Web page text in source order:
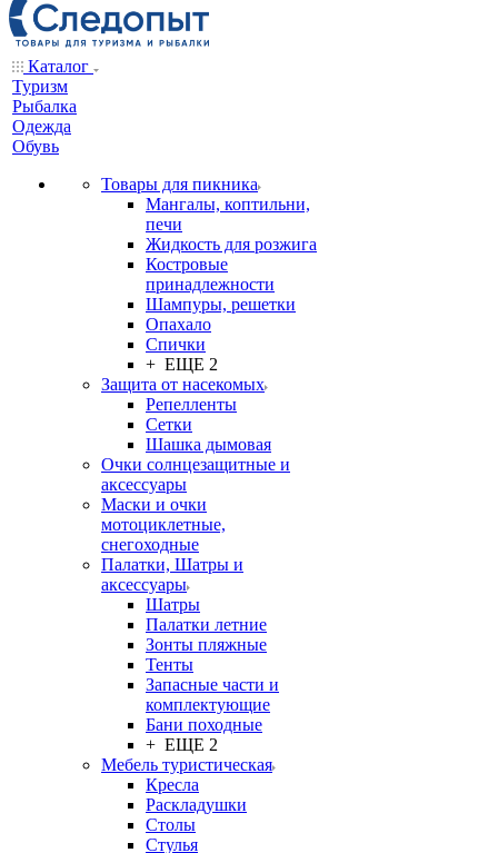
Каталог
Туризм
Рыбалка
Одежда
Обувь
Товары для пикника
Мангалы, коптильни,
печи
Жидкость для розжига
Костровые
принадлежности
Шампуры, решетки
Опахало
Спички
+ ЕЩЕ 2
Защита от насекомых
Репелленты
Сетки
Шашка дымовая
Очки солнцезащитные и
аксессуары
Маски и очки
мотоциклетные,
снегоходные
Палатки, Шатры и
аксессуары
Шатры
Палатки летние
Зонты пляжные
Тенты
Запасные части и
комплектующие
Бани походные
+ ЕЩЕ 2
Мебель туристическая
Кресла
Раскладушки
Столы
Стулья